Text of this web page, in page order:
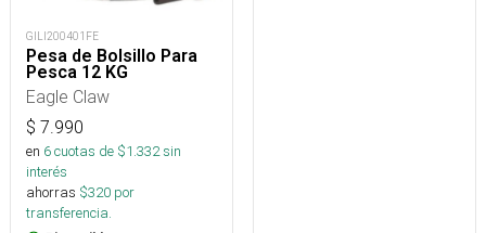
GILI200401FE
Pesa de Bolsillo Para
Pesca 12 KG
Eagle Claw
$ 7.990
en 6cuotas de $1.332sin
interés
ahorras $320 por
transferencia.